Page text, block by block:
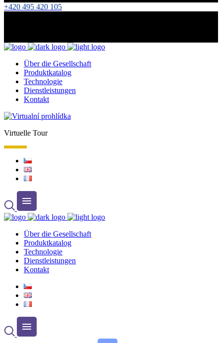
+420 495 420 105
Über die Gesellschaft
Produktkatalog
Technologie
Dienstleistungen
Kontakt
Virtuelle Tour
Über die Gesellschaft
Produktkatalog
Technologie
Dienstleistungen
Kontakt